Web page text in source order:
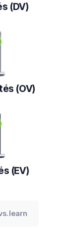
(DV)
(OV)
(EV)